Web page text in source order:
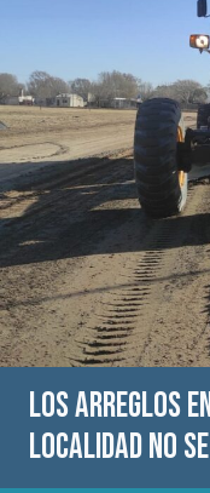
Los arreglos
localidad no